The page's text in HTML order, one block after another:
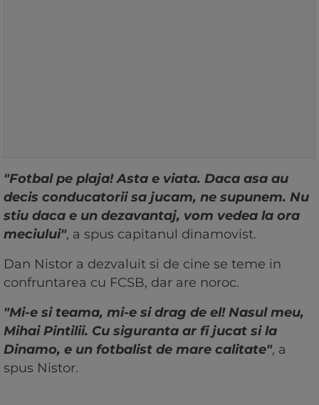
"Fotbal pe plaja! Asta e viata. Daca asa au
decis conducatorii sa jucam, ne supunem. Nu
stiu daca e un dezavantaj, vom vedea la ora
meciului", a spus capitanul dinamovist.
Dan Nistor a dezvaluit si de cine se teme in
confruntarea cu FCSB, dar are noroc.
"Mi-e si teama, mi-e si drag de el! Nasul meu,
Mihai Pintilii. Cu siguranta ar fi jucat si la
Dinamo, e un fotbalist de mare calitate", a
spus Nistor.